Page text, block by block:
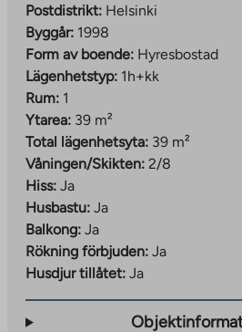
Postdistrikt: Helsinki
Byggår: 1998
Form av boende: Hyresbostad
Lägenhetstyp: 1h+kk
Rum: 1
Ytarea: 39 m²
Total lägenhetsyta: 39 m²
Våningen/Skikten: 2/8
Hiss: Ja
Husbastu: Ja
Balkong: Ja
Rökning förbjuden: Ja
Husdjur tillåtet: Ja